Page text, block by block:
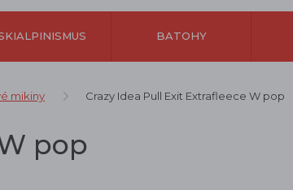
BATOHY
mikiny Crazy Idea Pull Exit Extrafleece W pop
pop